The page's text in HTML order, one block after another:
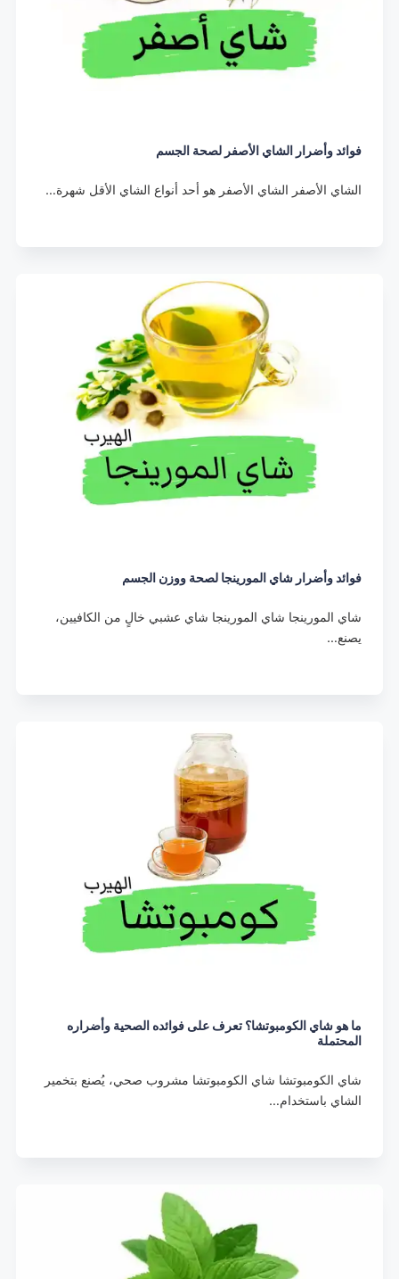
فوائد وأضرار الشاي الأصفر لصحة الجسم
الشاي الأصفر الشاي الأصفر هو أحد أنواع الشاي الأقل شهرة…
فوائد وأضرار شاي المورينجا لصحة ووزن الجسم
شاي المورينجا شاي المورينجا شاي عشبي خالٍ من الكافيين،
يصنع…
ما هو شاي الكومبوتشا؟ تعرف على فوائده الصحية وأضراره
المحتملة
شاي الكومبوتشا شاي الكومبوتشا مشروب صحي، يُصنع بتخمير
الشاي باستخدام…